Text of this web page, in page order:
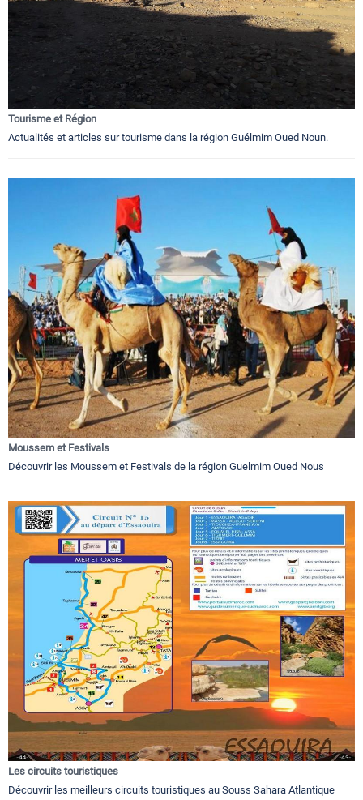
Tourisme et Région
Actualités et articles sur tourisme dans la région Guélmim Oued Noun.
Moussem et Festivals
Découvrir les Moussem et Festivals de la région Guelmim Oued Nous
Les circuits touristiques
Découvrir les meilleurs circuits touristiques au Souss Sahara Atlantique